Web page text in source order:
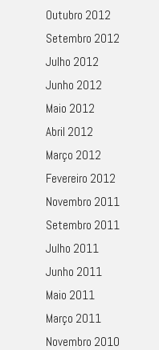
Outubro 2012
Setembro 2012
Julho 2012
Junho 2012
Maio 2012
Abril 2012
Março 2012
Fevereiro 2012
Novembro 2011
Setembro 2011
Julho 2011
Junho 2011
Maio 2011
Março 2011
Novembro 2010